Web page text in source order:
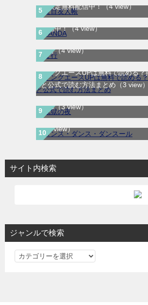
間限定無料配信中！（4 view）
SANDA｜最新刊第3巻！マンガ
配信中！（4 view）
ま行（4 view）
ヤングエースUPは無料で読める？
と公式で読む方法まとめ （3 view）
鬼獄の夜｜全14巻完結！最終話ま
料で読める公式マンガアプリ＿マ
Mee（3 view）
ダンス・ダンス・ダンスール｜最
巻！全話無料で読める公式マンガ
（3 view）
サイト内検索
ジャンルで検索
ジ